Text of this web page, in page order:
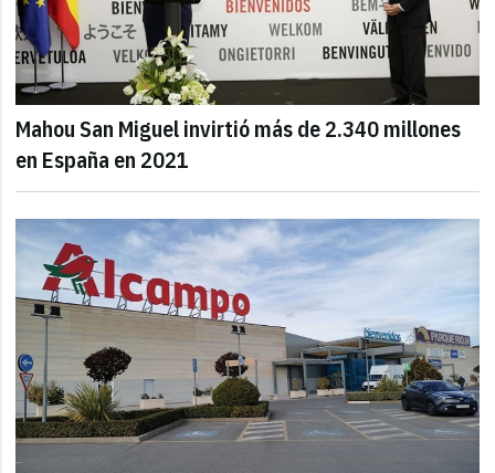
Mahou San Miguel invirtió más de 2.340 millones
en España en 2021